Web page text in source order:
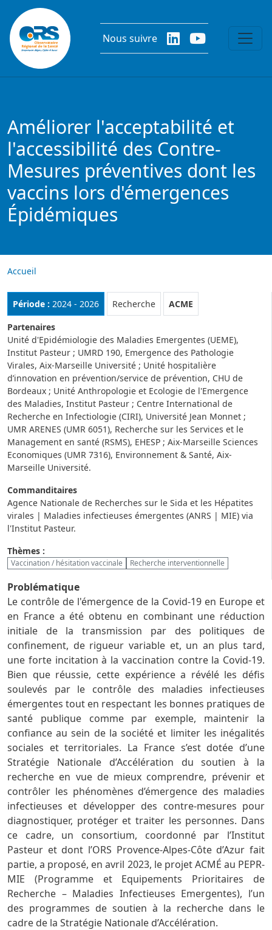
Aller au contenu principal
Nous suivre
Améliorer l'acceptabilité et
l'accessibilité des Contre-
Mesures préventives dont les
vaccins lors d'émergences
Épidémiques
Accueil
Période : 2024 - 2026 Rubrique :
Recherche
ACME
Partenaires
Unité d'Epidémiologie des Maladies Emergentes (UEME),
Institut Pasteur ; UMRD 190, Emergence des Pathologie
Virales, Aix-Marseille Université ; Unité hospitalière
d’innovation en prévention/service de prévention, CHU de
Bordeaux ; Unité Anthropologie et Ecologie de l'Emergence
des Maladies, Institut Pasteur ; Centre International de
Recherche en Infectiologie (CIRI), Université Jean Monnet ;
UMR ARENES (UMR 6051), Recherche sur les Services et le
Management en santé (RSMS), EHESP ; Aix-Marseille Sciences
Economiques (UMR 7316), Environnement & Santé, Aix-
Marseille Université.
Commanditaires
Agence Nationale de Recherches sur le Sida et les Hépatites
virales | Maladies infectieuses émergentes (ANRS | MIE) via
l'Institut Pasteur.
Thèmes :
Vaccination / hésitation vaccinale Recherche interventionnelle
Problématique
Le contrôle de l'émergence de la Covid-19 en Europe et
en France a été obtenu en combinant une réduction
initiale de la transmission par des politiques de
confinement, de rigueur variable et, un an plus tard,
une forte incitation à la vaccination contre la Covid-19.
Bien que réussie, cette expérience a révélé les défis
soulevés par le contrôle des maladies infectieuses
émergentes tout en respectant les bonnes pratiques de
santé publique comme par exemple, maintenir la
confiance au sein de la société et limiter les inégalités
sociales et territoriales. La France s’est dotée d’une
Stratégie Nationale d’Accélération du soutien à la
recherche en vue de mieux comprendre, prévenir et
contrôler les phénomènes d’émergence des maladies
infectieuses et développer des contre-mesures pour
diagnostiquer, protéger et traiter les personnes. Dans
ce cadre, un consortium, coordonné par l’Institut
Pasteur et dont l’ORS Provence-Alpes-Côte d’Azur fait
partie, a proposé, en avril 2023, le projet ACMÉ au PEPR-
MIE (Programme et Equipements Prioritaires de
Recherche – Maladies Infectieuses Emergentes), l’un
des programmes de soutien à la recherche dans le
cadre de la Stratégie Nationale d’Accélération.